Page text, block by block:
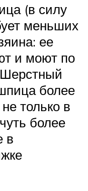
(в силу
меньших
ее
и моют по
более
только в
более
в